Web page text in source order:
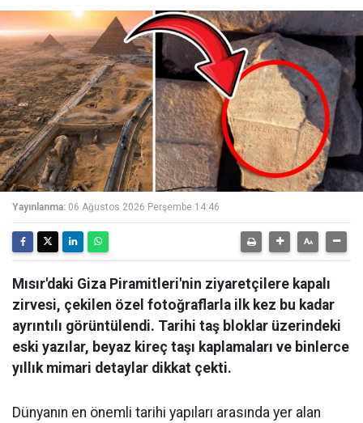
Yayınlanma: 06 Ağustos 2026 Perşembe 14:46
Mısır'daki Giza Piramitleri'nin ziyaretçilere kapalı
zirvesi, çekilen özel fotoğraflarla ilk kez bu kadar
ayrıntılı görüntülendi. Tarihi taş bloklar üzerindeki
eski yazılar, beyaz kireç taşı kaplamaları ve binlerce
yıllık mimari detaylar dikkat çekti.
Dünyanın en önemli tarihi yapıları arasında yer alan